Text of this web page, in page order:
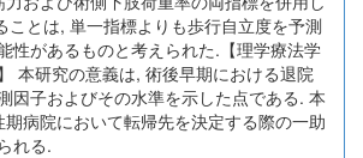
ことは, 単一指標よりも歩行自立度を予測
性があるものと考えられた.【理学療法学
本研究の意義は, 術後早期における退院
因子およびその水準を示した点である. 本
病院において転帰先を決定する際の一助
れる.